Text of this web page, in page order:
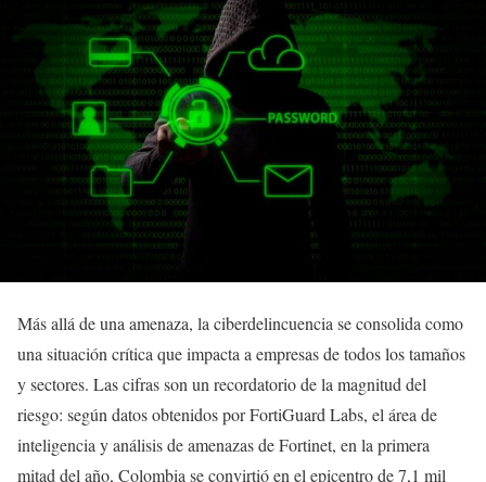
Más allá de una amenaza, la ciberdelincuencia se consolida como
una situación crítica que impacta a empresas de todos los tamaños
y sectores. Las cifras son un recordatorio de la magnitud del
riesgo: según datos obtenidos por FortiGuard Labs, el área de
inteligencia y análisis de amenazas de Fortinet, en la primera
mitad del año, Colombia se convirtió en el epicentro de 7,1 mil